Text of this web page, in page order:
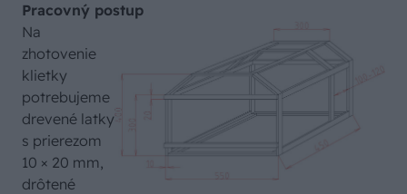
Pracovný postup
Na
zhotovenie
klietky
potrebujeme
drevené latky
s prierezom
10 × 20 mm,
drôtené